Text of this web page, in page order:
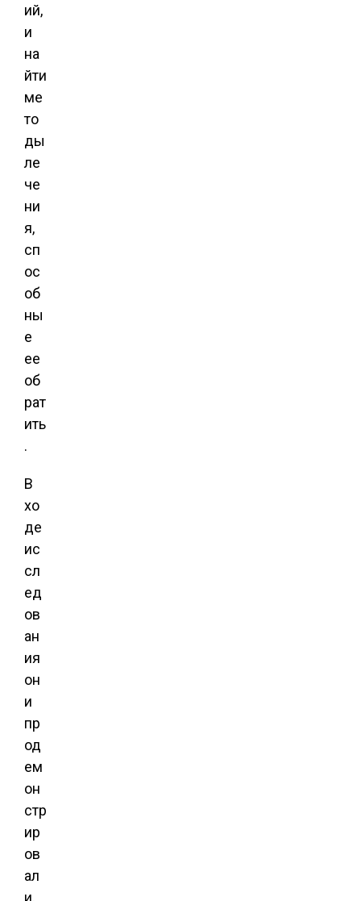
ий,
и
на
йти
ме
то
ды
ле
че
ни
я,
сп
ос
об
ны
е
ее
об
рат
ить
.
В
хо
де
ис
сл
ед
ов
ан
ия
он
и
пр
од
ем
он
стр
ир
ов
ал
и,